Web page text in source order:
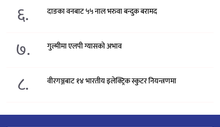
६. दाङका वनबाट ५५ नाल भरुवा बन्दुक बरामद
७. गुल्मीमा एलपी ग्यासको अभाव
८. वीरगञ्जबाट १४ भारतीय इलेक्ट्रिक स्कुटर नियन्त्रणमा